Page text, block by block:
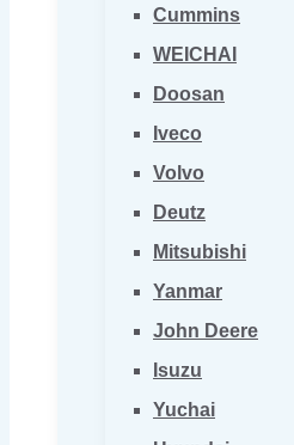
Cummins
WEICHAI
Doosan
Iveco
Volvo
Deutz
Mitsubishi
Yanmar
John Deere
Isuzu
Yuchai